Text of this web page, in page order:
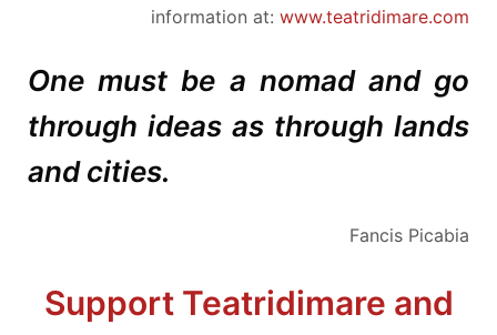
information at: www.teatridimare.com
One must be a nomad and go
through ideas as through lands
and cities.
Fancis Picabia
Support Teatridimare and